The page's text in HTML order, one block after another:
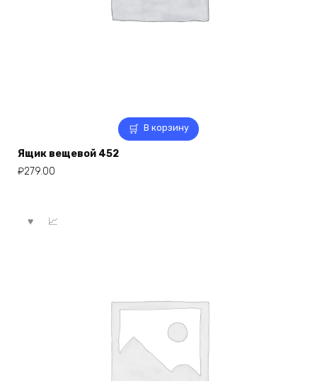
В корзину
Ящик вещевой 452
₽279.00